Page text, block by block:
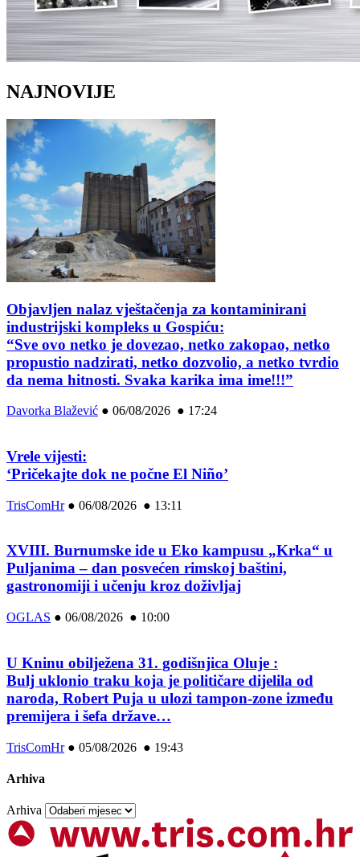
NAJNOVIJE
Objavljen nalaz vještačenja za kontaminirani
industrijski kompleks u Gospiću:
“Sve ovo netko je dovezao, netko zakopao, netko
propustio nadzirati, netko dozvolio, a netko tvrdio
da nema hitnosti. Svaka karika ima ime!!!”
Davorka Blažević ● 06/08/2026 ● 17:24
Vrele vijesti:
‘Pričekajte dok ne počne El Niño’
TrisComHr● 06/08/2026 ● 13:11
XVIII. Burnumske ide u Eko kampusu „Krka“ u
Puljanima – dan posvećen rimskoj baštini,
gastronomiji i učenju kroz doživljaj
OGLAS ● 06/08/2026 ● 10:00
U Kninu obilježena 31. godišnjica Oluje :
Bulj uklonio traku koja je političare dijelila od
naroda, Robert Puja u ulozi tampon-zone između
premijera i šefa države…
TrisComHr● 05/08/2026 ● 19:43
Arhiva
Arhiva